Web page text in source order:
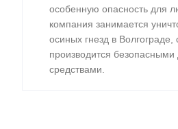
особенную опасность для
компания занимается
осиных гнезд в Волгограде,
производится безопасными
средствами.